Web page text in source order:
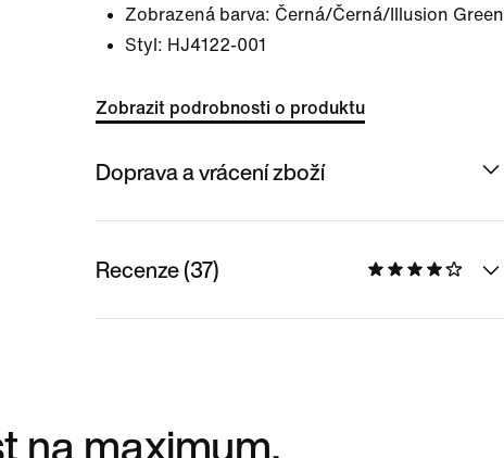
Zobrazená barva: Černá/Černá/Illusion Green
Styl: HJ4122-001
Zobrazit podrobnosti o produktu
Doprava a vrácení zboží
Recenze (37)
na maximum.